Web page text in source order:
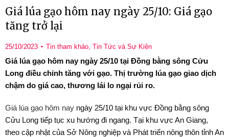
Giá lúa gạo hôm nay ngày 25/10: Giá gạo
tăng trở lại
25/10/2023 Tin tham khảo, Tin Tức và Sự Kiện
Giá lúa gạo hôm nay ngày 25/10 tại Đồng bằng sông Cửu
Long điều chỉnh tăng với gạo. Thị trường lúa gạo giao dịch
chậm do giá cao, thương lái lo ngại rủi ro.
Giá lúa gạo hôm nay ngày 25/10 tại khu vực Đồng bằng sông
Cửu Long tiếp tục xu hướng đi ngang. Tại khu vực An Giang,
theo cập nhật của Sở Nông nghiệp và Phát triển nông thôn tỉnh An